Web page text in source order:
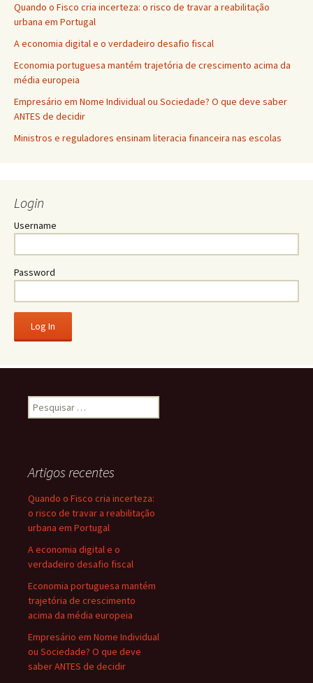
Quando o Fisco cria incerteza: o risco de travar a reabilitação
urbana em Portugal
A economia digital e o verdadeiro desafio fiscal
Economia portuguesa mantém trajetória de crescimento acima da
média europeia
Empresário em Nome Individual ou Sociedade? O que deve saber
ANTES de decidir
Ministros e reguladores ensinam literacia financeira nas escolas
Login
Username
Password
Pesquisar
por:
Artigos recentes
Quando o Fisco cria incerteza:
o risco de travar a reabilitação
urbana em Portugal
A economia digital e o
verdadeiro desafio fiscal
Economia portuguesa mantém
trajetória de crescimento
acima da média europeia
Empresário em Nome Individual
ou Sociedade? O que deve
saber ANTES de decidir